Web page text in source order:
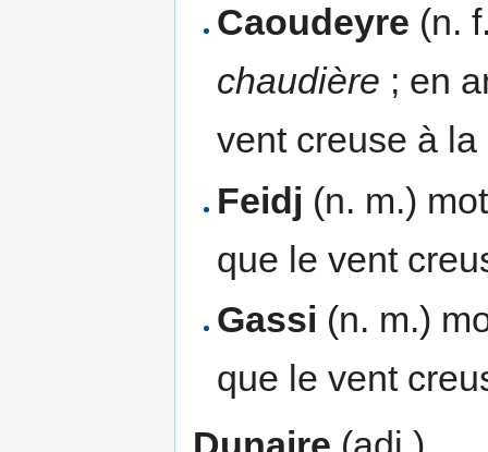
Caoudeyre (n.
chaudière ; en
vent creuse à
Feidj (n. m.)
que le vent
Gassi (n. m.)
que le vent